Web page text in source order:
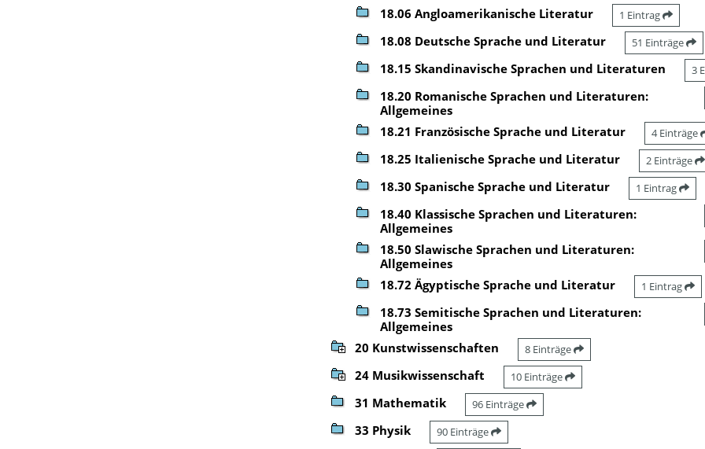
18.06 Angloamerikanische Literatur 1 Eintrag
18.08 Deutsche Sprache und Literatur 51 Einträge
18.15 Skandinavische Sprachen und Literaturen 3
18.20 Romanische Sprachen und Literaturen:
Allgemeines
18.21 Französische Sprache und Literatur 4 Einträge
18.25 Italienische Sprache und Literatur 2 Einträge
18.30 Spanische Sprache und Literatur 1 Eintrag
18.40 Klassische Sprachen und Literaturen:
Allgemeines
18.50 Slawische Sprachen und Literaturen:
Allgemeines
18.72 Ägyptische Sprache und Literatur 1 Eintrag
18.73 Semitische Sprachen und Literaturen:
Allgemeines
20 Kunstwissenschaften 8 Einträge
24 Musikwissenschaft 10 Einträge
31 Mathematik 96 Einträge
33 Physik 90 Einträge